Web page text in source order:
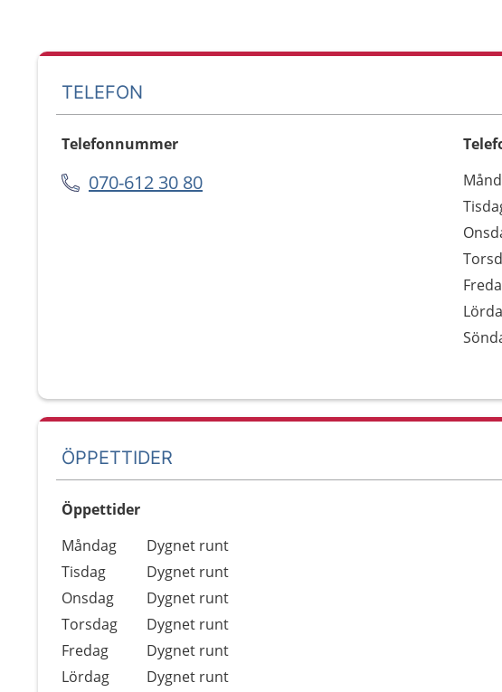
TELEFON
Telefonnummer
070-612 30 80 Dag
ÖPPETTIDER
Öppettider
Dag
Öppettider
Kommentarer
Måndag
Dygnet runt
Tisdag
Dygnet runt
Onsdag
Dygnet runt
Torsdag
Dygnet runt
Fredag
Dygnet runt
Lördag
Dygnet runt